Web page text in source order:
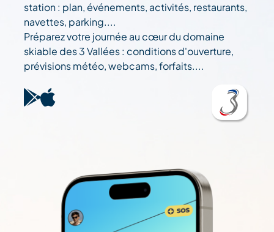
station : plan, événements, activités, restaurants,
navettes, parking....
Préparez votre journée au cœur du domaine
skiable des 3 Vallées : conditions d'ouverture,
prévisions météo, webcams, forfaits....